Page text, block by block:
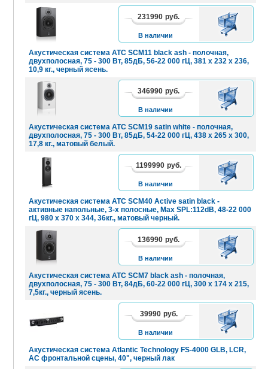
Акустическая система ATC SCM11 black ash - полочная,
двухполосная, 75 - 300 Вт, 85дБ, 56-22 000 гЦ, 381 x 232 x 236,
10,9 кг., черный ясень.
231990 руб.
В наличии
В
КОРЗИНУ
Акустическая система ATC SCM19 satin white - полочная,
двухполосная, 75 - 300 Вт, 85дБ, 54-22 000 гЦ, 438 x 265 x 300,
17,8 кг., матовый белый.
346990 руб.
В наличии
В
КОРЗИНУ
Акустическая система ATC SCM40 Active satin black -
активные напольные, 3-х полосные, Max SPL:112dB, 48-22 000
гЦ, 980 x 370 x 344, 36кг., матовый черный.
1199990 руб.
В наличии
В
КОРЗИНУ
Акустическая система ATC SCM7 black ash - полочная,
двухполосная, 75 - 300 Вт, 84дБ, 60-22 000 гЦ, 300 x 174 x 215,
7,5кг., черный ясень.
136990 руб.
В наличии
В
КОРЗИНУ
Акустическая система Atlantic Technology FS-4000 GLB, LCR,
АС фронтальной сцены, 40", черный лак
39990 руб.
В наличии
В
КОРЗИНУ